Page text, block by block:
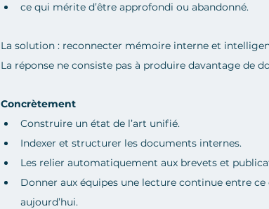
ce qui mérite d’être approfondi ou abandonné.
La solution : reconnecter mémoire interne et
La réponse ne consiste pas à produire davantage de
Concrètement
Construire un état de l’art unifié.
Indexer et structurer les documents internes.
Les relier automatiquement aux brevets et
Donner aux équipes une lecture continue entre
aujourd’hui.